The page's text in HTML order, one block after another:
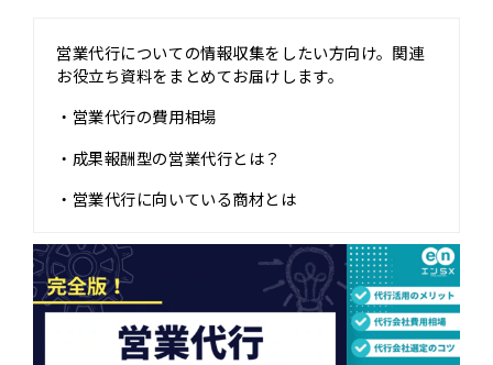
営業代行についての情報収集をしたい方向け。関連
お役立ち資料をまとめてお届けします。
・営業代行の費用相場
・成果報酬型の営業代行とは？
・営業代行に向いている商材とは